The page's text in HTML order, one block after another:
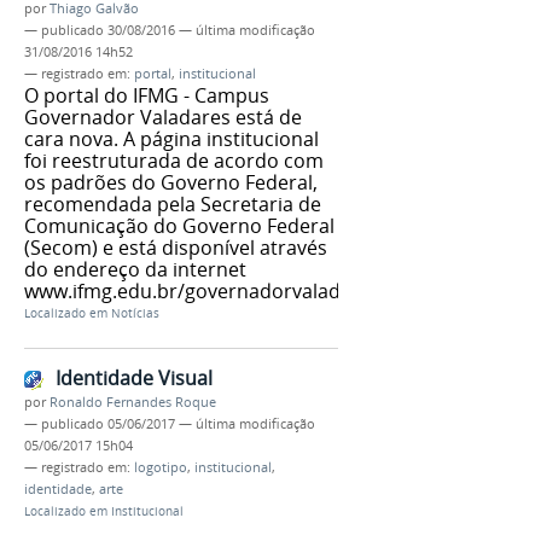
porThiago Galvão
— publicado 30/08/2016 — última modificação
31/08/2016 14h52
— registrado em: portal, institucional
O portal do IFMG - Campus
Governador Valadares está de
cara nova. A página institucional
foi reestruturada de acordo com
os padrões do Governo Federal,
recomendada pela Secretaria de
Comunicação do Governo Federal
(Secom) e está disponível através
do endereço da internet
www.ifmg.edu.br/governadorvaladares.
Localizado em Notícias
Identidade Visual
por Ronaldo Fernandes Roque
— publicado 05/06/2017 — última modificação
05/06/2017 15h04
— registrado em: logotipo, institucional,
identidade, arte
Localizado em Institucional